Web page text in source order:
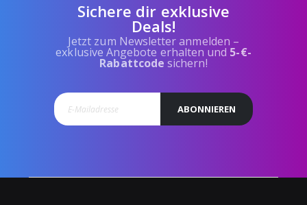
Sichere dir exklusive
Deals!
Jetzt zum Newsletter anmelden –
exklusive Angebote erhalten und 5-€-
Rabattcode sichern!
ABONNIEREN